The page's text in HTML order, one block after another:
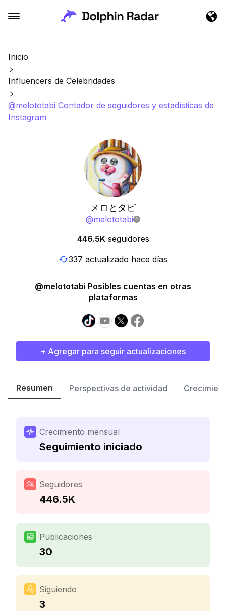
Inicio
Influencers de Celebridades
@melototabi Contador de seguidores y estadísticas de
Instagram
メロとタビ
@melototabi
446.5K seguidores
337 actualizado hace días
@melototabi Posibles cuentas en otras
plataformas
+ Agregar para seguir actualizaciones
Resumen Perspectivas de actividad
Crecimiento mensual
Seguimiento iniciado
Seguidores
446.5K
Publicaciones
30
Siguiendo
3